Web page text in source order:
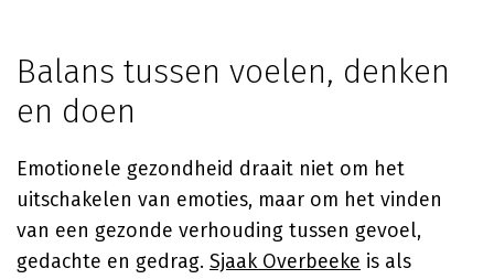
Balans tussen voelen, denken
en doen
Emotionele gezondheid draait niet om het
uitschakelen van emoties, maar om het vinden
van een gezonde verhouding tussen gevoel,
gedachte en gedrag. Sjaak Overbeeke is als